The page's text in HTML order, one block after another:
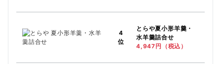
4
位
とらや夏小形羊羹・
水羊羹詰合せ
4,947円（税込）